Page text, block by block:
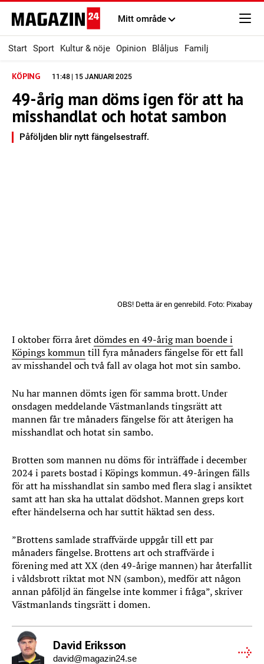
Mitt område
Start Sport Kultur & nöje Opinion Blåljus Familj
KÖPING 11:48 | 15 JANUARI 2025
49-årig man döms igen för att ha
misshandlat och hotat sambon
Påföljden blir nytt fängelsestraff.
OBS! Detta är en genrebild. Foto: Pixabay
I oktober förra åretdömdes en 49-årig man boende i
Köpings kommuntill fyra månaders fängelse för ett fall
av misshandel och två fall av olaga hot mot sin sambo.
Nu har mannen dömts igen för samma brott. Under
onsdagen meddelande Västmanlands tingsrätt att
mannen får tre månaders fängelse för att återigen ha
misshandlat och hotat sin sambo.
Brotten som mannen nu döms för inträffade i december
2024 i parets bostad i Köpings kommun. 49-åringen fälls
för att ha misshandlat sin sambo med flera slag i ansiktet
samt att han ska ha uttalat dödshot. Mannen greps kort
efter händelserna och har suttit häktad sen dess.
”Brottens samlade straffvärde uppgår till ett par
månaders fängelse. Brottens art och straffvärde i
förening med att XX (den 49-årige mannen) har återfallit
i våldsbrott riktat mot NN (sambon), medför att någon
annan påföljd än fängelse inte kommer i fråga”, skriver
Västmanlands tingsrätt i domen.
David Eriksson
david@magazin24.se